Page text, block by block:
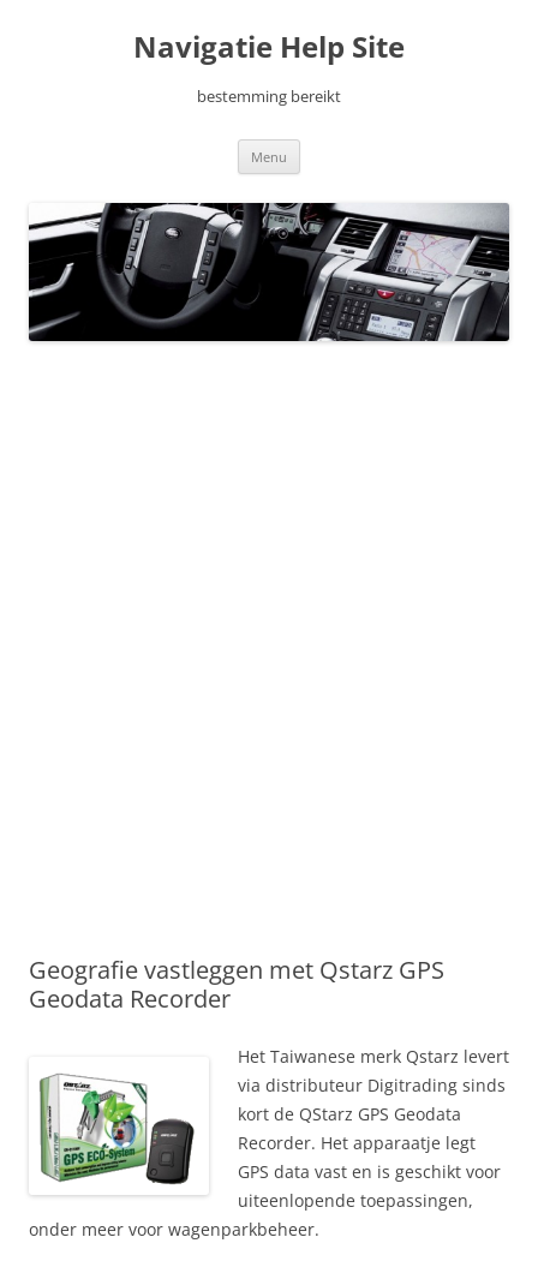
Navigatie Help Site
bestemming bereikt
Menu
Geografie vastleggen met Qstarz GPS
Geodata Recorder
Het Taiwanese merk Qstarz levert
via distributeur Digitrading sinds
kort de QStarz GPS Geodata
Recorder. Het apparaatje legt
GPS data vast en is geschikt voor
uiteenlopende toepassingen,
onder meer voor wagenparkbeheer.